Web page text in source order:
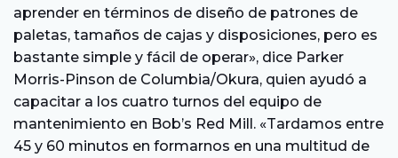
aprender en términos de diseño de patrones de
paletas, tamaños de cajas y disposiciones, pero es
bastante simple y fácil de operar», dice Parker
Morris-Pinson de Columbia/Okura, quien ayudó a
capacitar a los cuatro turnos del equipo de
mantenimiento en Bob’s Red Mill. «Tardamos entre
45 y 60 minutos en formarnos en una multitud de